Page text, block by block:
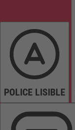
POLICE LISIBLE